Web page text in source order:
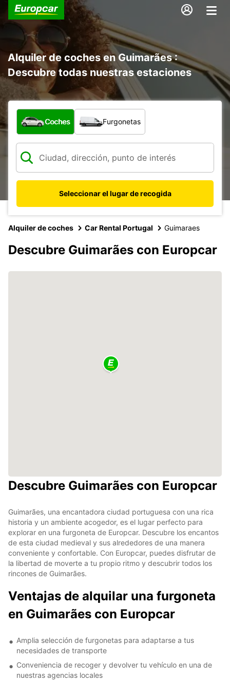
Alquiler de coches en Guimarães :
Descubre todas nuestras estaciones
¿Qué tipo de vehículo?
Coches Furgonetas
Seleccionar el lugar de recogida
Alquiler de coches Car Rental Portugal Guimaraes
Descubre Guimarães con Europcar
Descubre Guimarães con Europcar
Guimarães, una encantadora ciudad portuguesa con una rica
historia y un ambiente acogedor, es el lugar perfecto para
explorar en una furgoneta de Europcar. Descubre los encantos
de esta ciudad medieval y sus alrededores de una manera
conveniente y confortable. Con Europcar, puedes disfrutar de
la libertad de moverte a tu propio ritmo y descubrir todos los
rincones de Guimarães.
Ventajas de alquilar una furgoneta
en Guimarães con Europcar
Amplia selección de furgonetas para adaptarse a tus
necesidades de transporte
Conveniencia de recoger y devolver tu vehículo en una de
nuestras agencias locales